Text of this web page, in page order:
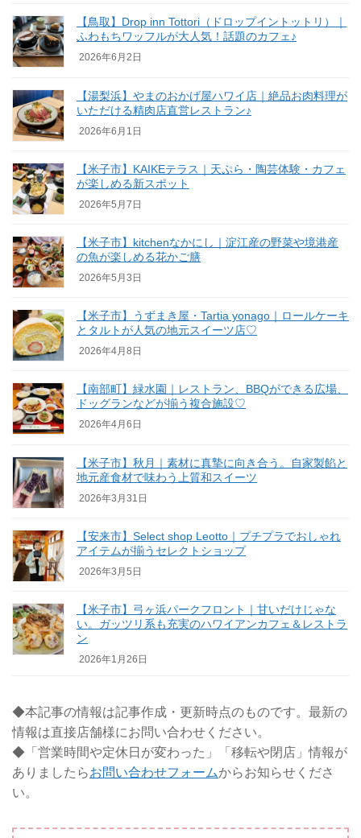
【鳥取】Drop inn Tottori（ドロップイントットリ）｜
ふわもちワッフルが大人気！話題のカフェ♪
2026年6月2日
【湯梨浜】やまのおかげ屋ハワイ店｜絶品お肉料理が
いただける精肉店直営レストラン♪
2026年6月1日
【米子市】KAIKEテラス｜天ぷら・陶芸体験・カフェ
が楽しめる新スポット
2026年5月7日
【米子市】kitchenなかにし｜淀江産の野菜や境港産
の魚が楽しめる花かご膳
2026年5月3日
【米子市】うずまき屋・Tartia yonago｜ロールケーキ
とタルトが人気の地元スイーツ店♡
2026年4月8日
【南部町】緑水園｜レストラン、BBQができる広場、
ドッグランなどが揃う複合施設♡
2026年4月6日
【米子市】秋月｜素材に真摯に向き合う。自家製餡と
地元産食材で味わう上質和スイーツ
2026年3月31日
【安来市】Select shop Leotto｜プチプラでおしゃれ
アイテムが揃うセレクトショップ
2026年3月5日
【米子市】弓ヶ浜パークフロント｜甘いだけじゃな
い。ガッツリ系も充実のハワイアンカフェ＆レストラ
ン
2026年1月26日
◆本記事の情報は記事作成・更新時点のものです。最新の
情報は直接店舗様にお問い合わせください。
◆「営業時間や定休日が変わった」「移転や閉店」情報が
ありましたらお問い合わせフォームからお知らせくださ
い。